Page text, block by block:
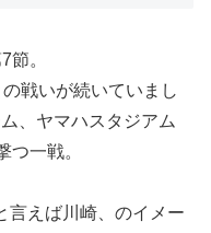
節。
戦いが続いていまし
、ヤマハスタジアム
つ一戦。
言えば川崎、のイメー